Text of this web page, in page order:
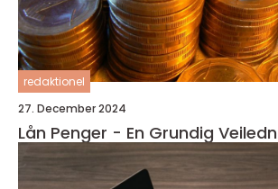
redaktionel
27. December 2024
Lån Penger - En Grundig